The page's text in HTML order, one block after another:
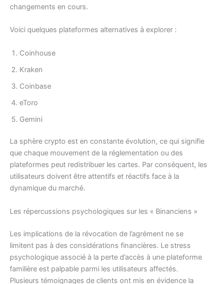
changements en cours.
Voici quelques plateformes alternatives à explorer :
Coinhouse
Kraken
Coinbase
eToro
Gemini
La sphère crypto est en constante évolution, ce qui signifie
que chaque mouvement de la réglementation ou des
plateformes peut redistribuer les cartes. Par conséquent, les
utilisateurs doivent être attentifs et réactifs face à la
dynamique du marché.
Les répercussions psychologiques sur les « Binanciens »
Les implications de la révocation de l’agrément ne se
limitent pas à des considérations financières. Le stress
psychologique associé à la perte d’accès à une plateforme
familière est palpable parmi les utilisateurs affectés.
Plusieurs témoignages de clients ont mis en évidence la